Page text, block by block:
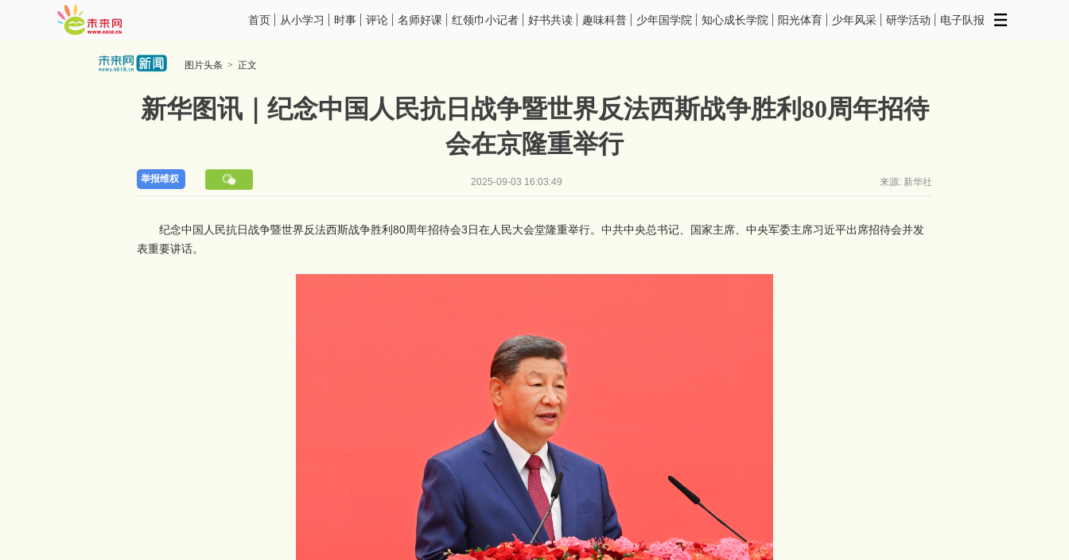
首页 从小学习 时事 评论 名师好课 红领巾小记者 好书共读 趣味科普 少年国学院 知心成长学院 阳光体育 少年风采 研学活动 电子队报
图片头条 > 正文
新华图讯｜纪念中国人民抗日战争暨世界反法西斯战争胜利80周年招待
会在京隆重举行
2025-09-03 16:03:49 来源: 新华社
纪念中国人民抗日战争暨世界反法西斯战争胜利80周年招待会3日在人民大会堂隆重举行。中共中央总书记、国家主席、中央军委主席习近平出席招待会并发
表重要讲话。
举报维权